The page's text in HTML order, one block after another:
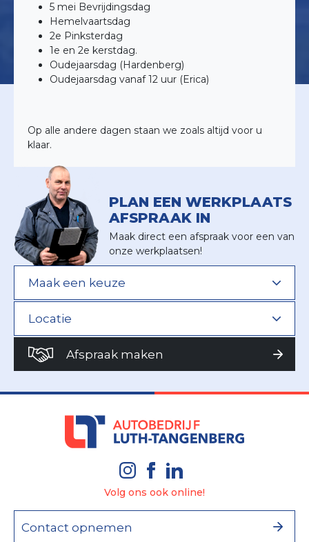
5 mei Bevrijdingsdag
Hemelvaartsdag
2e Pinksterdag
1e en 2e kerstdag.
Oudejaarsdag (Hardenberg)
Oudejaarsdag vanaf 12 uur (Erica)
Op alle andere dagen staan we zoals altijd voor u
klaar.
PLAN EEN WERKPLAATS
AFSPRAAK IN
Maak direct een afspraak voor een van
onze werkplaatsen!
Afspraak maken
Volg ons ook online!
Contact opnemen